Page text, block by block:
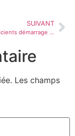
SUIVANT
Tableau coefficients démarrage Groupe électrogène
Les champs